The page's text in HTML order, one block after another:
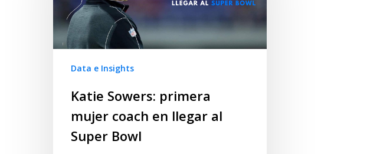
Data e Insights
Katie Sowers: primera
mujer coach en llegar al
Super Bowl